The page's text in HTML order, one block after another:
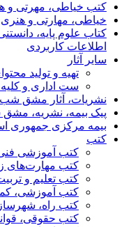
کتب خیاطی، مهرتی و
خیاطی، مهارتی و هنری
کتاب علوم پایه،
اطلاعات کاربردی
سایر آثار
تهیه و تولید
ست اداری و کلیه
نشریات، آثار مشق شب
پیک بیمه، نشریه،
بیمه مرکزی جمهوری
کتب
کتب آموزشی
کتب مهارت‌های
کتب تعلیم و
کتب آموزشی،
کتب راه،
کتب حقوقی،